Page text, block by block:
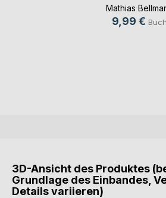
Mathias
9,99 € Buch
3D-Ansicht des Produktes
Grundlage des Einbandes,
Details variieren)